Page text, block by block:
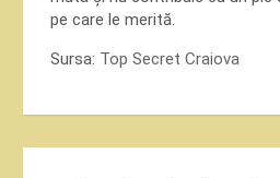
pe care le merită.
Sursa: Top Secret Craiova